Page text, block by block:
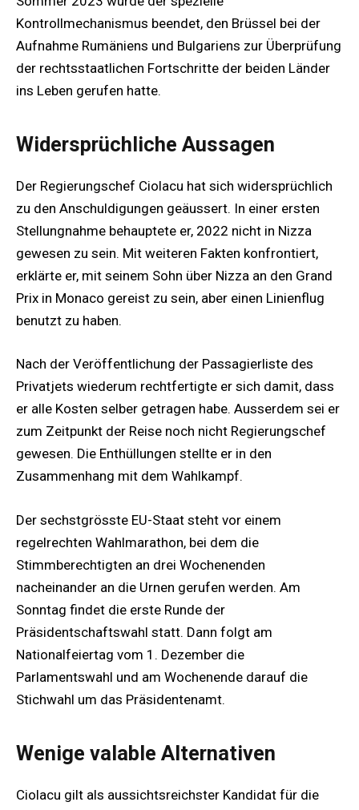
Kontrollmechanismus beendet, den Brüssel bei der
Aufnahme Rumäniens und Bulgariens zur Überprüfung
der rechtsstaatlichen Fortschritte der beiden Länder
ins Leben gerufen hatte.
Widersprüchliche Aussagen
Der Regierungschef Ciolacu hat sich widersprüchlich
zu den Anschuldigungen geäussert. In einer ersten
Stellungnahme behauptete er, 2022 nicht in Nizza
gewesen zu sein. Mit weiteren Fakten konfrontiert,
erklärte er, mit seinem Sohn über Nizza an den Grand
Prix in Monaco gereist zu sein, aber einen Linienflug
benutzt zu haben.
Nach der Veröffentlichung der Passagierliste des
Privatjets wiederum rechtfertigte er sich damit, dass
er alle Kosten selber getragen habe. Ausserdem sei er
zum Zeitpunkt der Reise noch nicht Regierungschef
gewesen. Die Enthüllungen stellte er in den
Zusammenhang mit dem Wahlkampf.
Der sechstgrösste EU-Staat steht vor einem
regelrechten Wahlmarathon, bei dem die
Stimmberechtigten an drei Wochenenden
nacheinander an die Urnen gerufen werden. Am
Sonntag findet die erste Runde der
Präsidentschaftswahl statt. Dann folgt am
Nationalfeiertag vom 1. Dezember die
Parlamentswahl und am Wochenende darauf die
Stichwahl um das Präsidentenamt.
Wenige valable Alternativen
Ciolacu gilt als aussichtsreichster Kandidat für die